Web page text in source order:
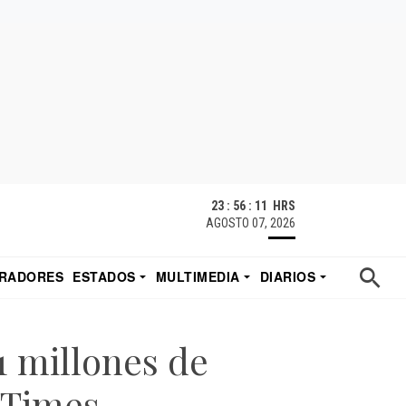
23 : 56 : 11 HRS
AGOSTO 07, 2026
ESTADOS MULTIMEDIA
DIARIOS
millones de